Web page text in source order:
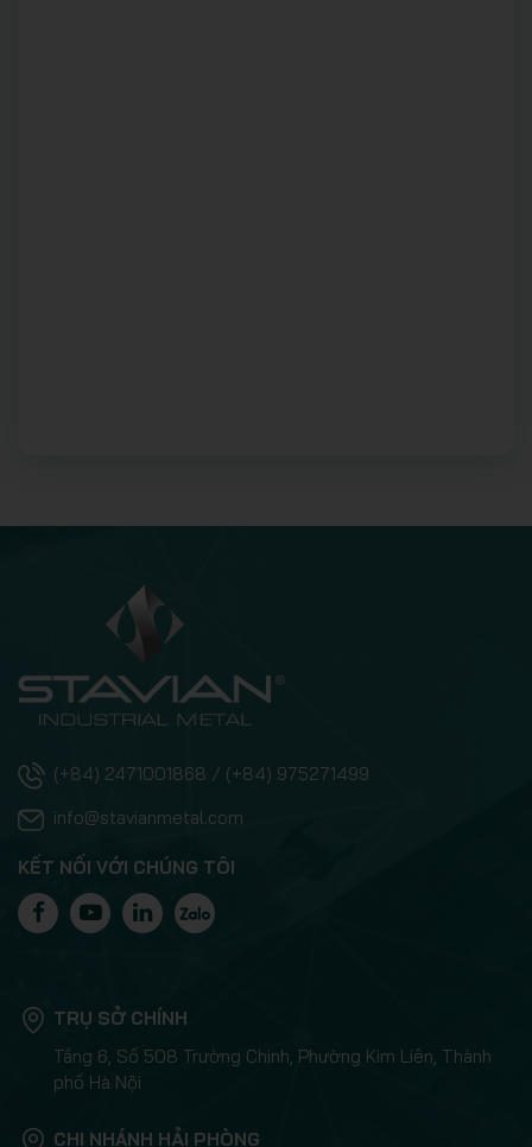
(+84) 2471001868 / (+84) 975271499
info@stavianmetal.com
KẾT NỐI VỚI CHÚNG TÔI
TRỤ SỞ CHÍNH
Tầng 6, Số 508 Trường Chinh, Phường Kim Liên, Thành
phố Hà Nội
CHI NHÁNH HẢI PHÒNG